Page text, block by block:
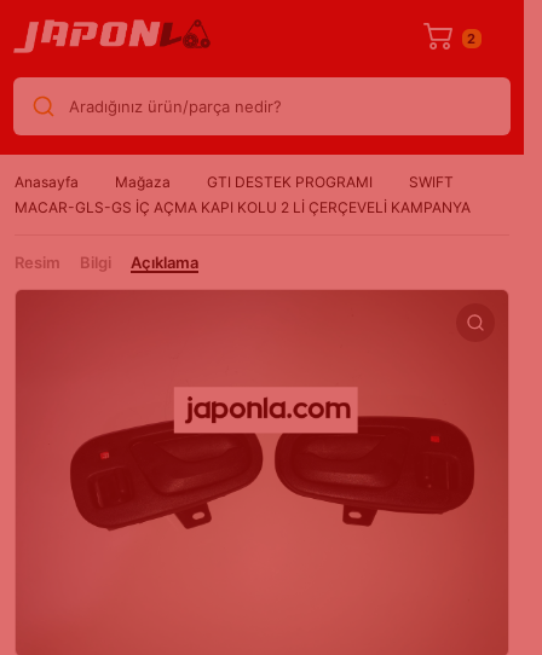
2
Aradığınız ürün/parça nedir?
Anasayfa Mağaza GTI DESTEK PROGRAMI
SWIFT
MACAR-GLS-GS İÇ AÇMA KAPI KOLU 2 Lİ ÇERÇEVELİ KAMPANYA
Resim Bilgi Açıklama